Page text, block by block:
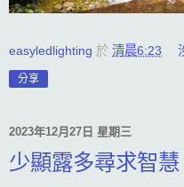
easyledlighting 於 清晨6:23
分享
2023年12月27日 星期三
少顯露多尋求智慧